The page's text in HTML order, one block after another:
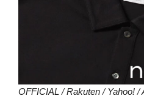
OFFICIAL /Rakuten/Yahoo!/